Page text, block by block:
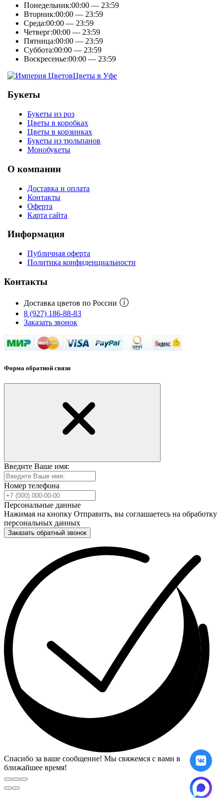
Понедельник:00:00 — 23:59
Вторник:00:00 — 23:59
Среда:00:00 — 23:59
Четверг:00:00 — 23:59
Пятница:00:00 — 23:59
Суббота:00:00 — 23:59
Воскресенье:00:00 — 23:59
Цветы в Уфе
Букеты
Букеты из роз
Цветы в коробках
Цветы в корзинках
Букеты из тюльпанов
Монобукеты
О компании
Доставка и оплата
Контакты
Оферта
Карта сайта
Информация
Публичная оферта
Политика конфиденциальности
Контакты
Доставка цветов по России ⓘ
8 (927) 186-88-83
Заказать звонок
Форма обратной связи
Введите Ваше имя:
Номер телефона
Персональные данные
Нажимая на кнопку Отправить, вы соглашаетесь на обработку
персональных данных
Заказать обратный звонок
Спасибо за ваше сообщение! Мы свяжемся с вами в
ближайшее время!